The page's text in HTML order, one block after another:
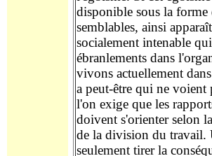
disponible sous la forme
semblables, ainsi apparaît
socialement intenable qui
ébranlements dans
vivons actuellement
a peut-être qui ne
l'on exige que les
doivent s'orienter selon
de la division du travail.
seulement tirer la